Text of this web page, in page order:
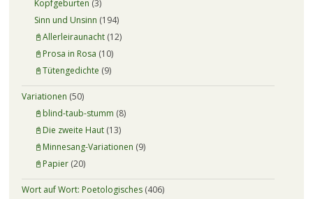
Kopfgeburten (3)
Sinn und Unsinn (194)
📓Allerleiraunacht(12)
📓Prosa in Rosa (10)
📓Tütengedichte (9)
Variationen (50)
📓blind-taub-stumm (8)
📓Die zweite Haut(13)
📓Minnesang-Variationen (9)
📓Papier(20)
Wort auf Wort: Poetologisches(406)